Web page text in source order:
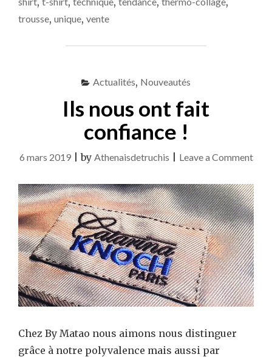
trousse, unique, vente
Actualités, Nouveautés
Ils nous ont fait
confiance !
6 mars 2019|by Athenaisdetruchis Leave a Commenton
nous
ont
fait
!
Chez By Matao nous aimons nous distinguer
grâce à notre polyvalence mais aussi par